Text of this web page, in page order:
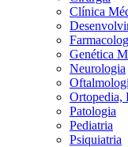
Clínica
Genética
Neurologia
Ortopedia,
Patologia
Pediatria
Psiquiatria